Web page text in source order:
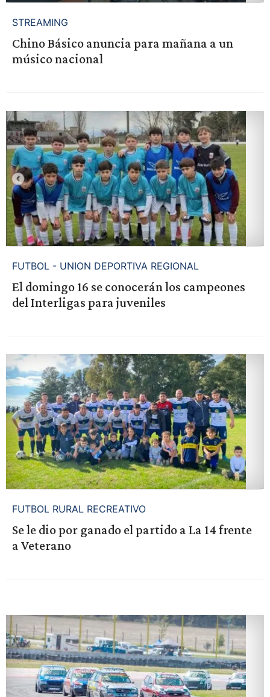
STREAMING
Chino Básico anuncia para mañana a un
músico nacional
FUTBOL - UNION DEPORTIVA REGIONAL
El domingo 16 se conocerán los campeones
del Interligas para juveniles
FUTBOL RURAL RECREATIVO
Se le dio por ganado el partido a La 14 frente
a Veterano